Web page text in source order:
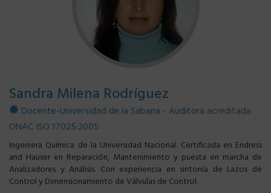
Sandra Milena Rodríguez
Docente-Universidad de la Sabana - Auditora acreditada
ONAC ISO 17025:2005
Ingeniera Química de la Universidad Nacional. Certificada en Endress
and Hauser en Reparación, Mantenimiento y puesta en marcha de
Analizadores y Análisis. Con experiencia en sintonía de Lazos de
Control y Dimensionamiento de Válvulas de Control.